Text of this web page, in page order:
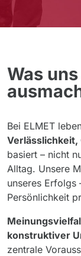
Was
Bei ELMET
basiert – nicht
Alltag. Unsere
unseres Erfolgs
Persönlichkeit
konstruktiver
zentrale